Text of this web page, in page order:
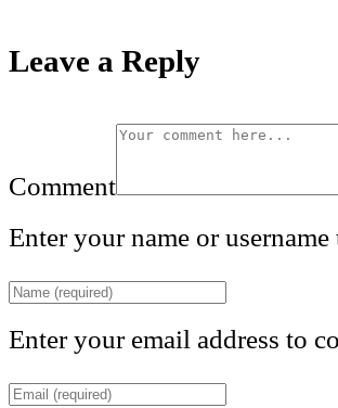
Leave a Reply
Comment
Enter your name or
Enter your email address to